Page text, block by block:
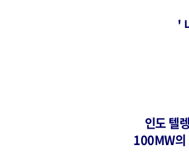
'
인도 텔
100MW의